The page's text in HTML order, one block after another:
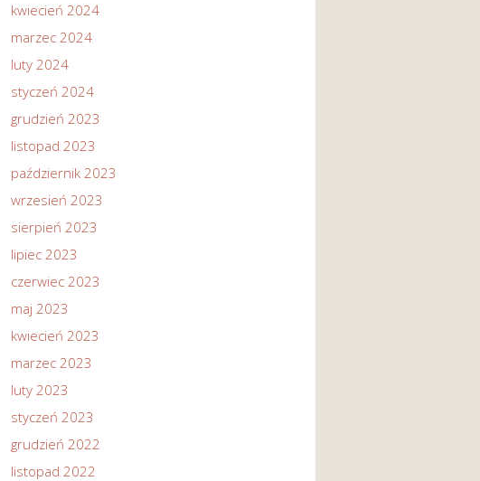
kwiecień 2024
marzec 2024
luty 2024
styczeń 2024
grudzień 2023
listopad 2023
październik 2023
wrzesień 2023
sierpień 2023
lipiec 2023
czerwiec 2023
maj 2023
kwiecień 2023
marzec 2023
luty 2023
styczeń 2023
grudzień 2022
listopad 2022